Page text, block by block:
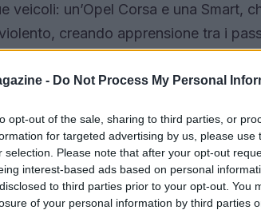
- Do Not Process My Personal
opt-out of the sale, sharing to third parties, or
for targeted advertising by us, please use
selection. Please note that after your opt-out
interest-based ads based on personal
to third parties prior to your opt-out. You
of your personal information by third parties
un’Opel Corsa e una Smart,
creando apprensione tra i
contattato i soccorsi, che sono
la sicurezza dei conducenti.